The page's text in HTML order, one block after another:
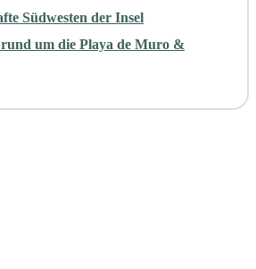
Südwesten der Insel
um die Playa de Muro &